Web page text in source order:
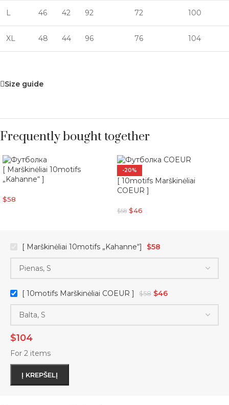
L 46 42 92 72 100
XL 48 44 96 76 104
Size guide
Frequently bought together
[ Marškinėliai 10motifs
„Kahanne“ ]
$58
-20%
[ 10motifs Marškinėliai
COEUR ]
$58 $46
[ Marškinėliai 10motifs „Kahanne“] $58
[ 10motifs Marškinėliai COEUR ] $58 $46
$104
For 2 items
Į KREPŠELĮ